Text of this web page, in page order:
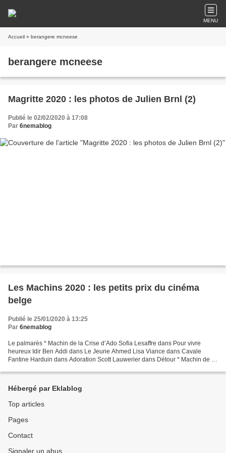
MENU
Accueil » berangere mcneese
berangere mcneese
Magritte 2020 : les photos de Julien Brnl (2)
Publié le 02/02/2020 à 17:08
Par 6nemablog
Les Machins 2020 : les petits prix du cinéma
belge
Publié le 25/01/2020 à 13:25
Par 6nemablog
Le palmarès * Machin de la Crise d’Ado Sofia Lesaffre dans Pour vivre
heureux Idir Ben Addi dans Le Jeune Ahmed Lisa Viance dans Cavale
Fantine Harduin dans Adoration Scott Lauwerier dans Détour * Machin de la
Hébergé par Eklablog
Top articles
Pages
Contact
Signaler un abus